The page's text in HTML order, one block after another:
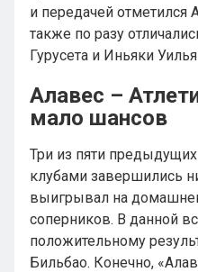
и передачей отметился
также по разу
Гурусета и Иньяки
Алавес –
мало шансов
Три из пяти
клубами завершились
выигрывал на
соперников. В данной
положительному
Бильбао. Конечно,